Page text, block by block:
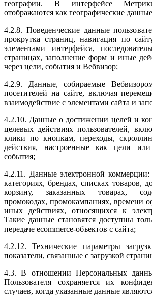
географии. В интерфейсе
отображаются как географические
4.2.8. Поведенческие данные
прокрутка страниц, навигация по
элементами интерфейса,
страницах, заполнение форм и иные
через цели, события и Вебвизор;
4.2.9. Данные, собираемые
посетителей на сайте, включая
взаимодействие с элементами сайта и
4.2.10. Данные о достижении целей и
целевых действиях пользователей,
клики по кнопкам, переходы,
действия, настроенные как цели
события;
4.2.11. Данные электронной коммерции:
категориях, брендах, списках товаров,
корзину, заказанных товарах,
промокодах, промокампаниях, времени
иных действиях, относящихся к
Такие данные становятся доступны
передаче ecommerce-объектов с сайта;
4.2.12. Технические параметры
показатели, связанные с загрузкой
4.3. В отношении Персональных
Пользователя сохраняется их
случаев, когда указанные данные